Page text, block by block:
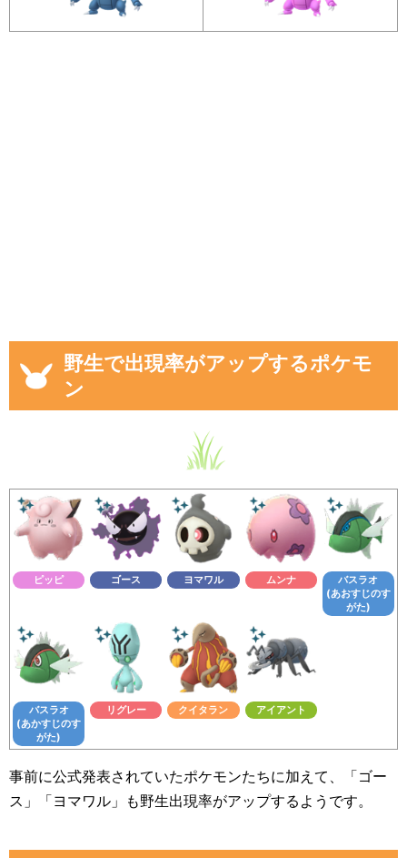
野生で出現率がアップするポケモ
ン
ピッピ ゴース ヨマワル ムンナ
バスラオ
(あおすじのす
がた)
バスラオ
(あかすじのす
がた)
リグレー クイタラン アイアント
事前に公式発表されていたポケモンたちに加えて、「ゴー
ス」「ヨマワル」も野生出現率がアップするようです。